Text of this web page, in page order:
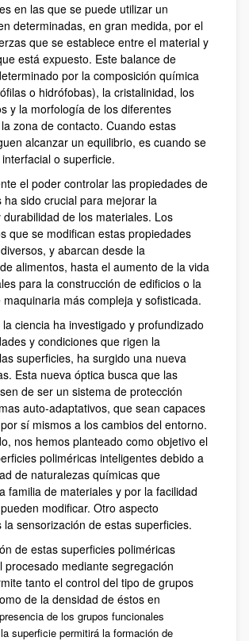
en las que se puede utilizar un
determinadas, en gran medida, por el
que se establece entre el material y
está expuesto. Este balance de
por la composición química
o hidrófobas), la cristalinidad, los
y la morfología de los diferentes
zona de contacto. Cuando estas
alcanzar un equilibrio, es cuando se
o superficie.
el poder controlar las propiedades de
ha sido crucial para mejorar la
durabilidad de los materiales. Los
que se modifican estas propiedades
y abarcan desde la
alimentos, hasta el aumento de la vida
para la construcción de edificios o la
más compleja y sofisticada.
ciencia ha investigado y profundizado
y condiciones que rigen la
superficies, ha surgido una nueva
Esta nueva óptica busca que las
de ser un sistema de protección
auto-adaptativos, que sean capaces
sí mismos a los cambios del entorno.
nos hemos planteado como objetivo el
poliméricas inteligentes debido a
de naturalezas químicas que
familia de materiales y por la facilidad
modificar. Otro aspecto
sensorización de estas superficies.
de estas superficies poliméricas
procesado mediante segregación
tanto el control del tipo de grupos
de la densidad de éstos en
de los grupos funcionales
superficie permitirá la formación de